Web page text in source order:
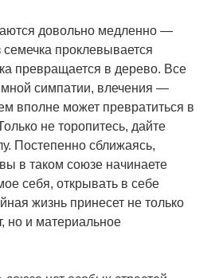
довольно медленно —
семечка проклевывается
превращается в дерево. Все
симпатии, влечения —
вполне может превратиться в
не торопитесь, дайте
Постепенно сближаясь,
в таком союзе начинаете
себя, открывать в себе
жизнь принесет не только
но и материальное